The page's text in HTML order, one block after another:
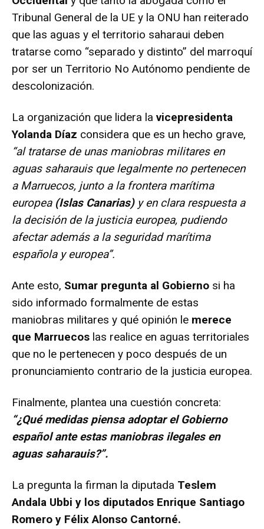
Tribunal General de la UE y la ONU han reiterado
que las aguas y el territorio saharaui deben
tratarse como “separado y distinto” del marroquí
por ser un Territorio No Autónomo pendiente de
descolonización.
La organización que lidera la vicepresidenta
Yolanda Díaz considera que es un hecho grave,
“al tratarse de unas maniobras militares en
aguas saharauis que legalmente no pertenecen
a Marruecos, junto a la frontera marítima
europea (Islas Canarias)y en clara respuesta a
la decisión de la justicia europea, pudiendo
afectar además a la seguridad marítima
española y europea”.
Ante esto, Sumar pregunta al Gobierno si ha
sido informado formalmente de estas
maniobras militares y qué opinión le merece
que Marruecos las realice en aguas territoriales
que no le pertenecen y poco después de un
pronunciamiento contrario de la justicia europea.
Finalmente, plantea una cuestión concreta:
“¿Qué medidas piensa adoptar el Gobierno
español ante estas maniobras ilegales en
aguas saharauis?”.
La pregunta la firman la diputada Teslem
Andala Ubbi y los diputados Enrique Santiago
Romero y Félix Alonso Cantorné.